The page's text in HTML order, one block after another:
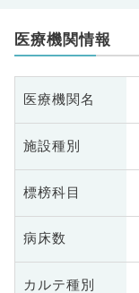
医療機関情報
医療機関名
施設種別
標榜科目
病床数
カルテ種別